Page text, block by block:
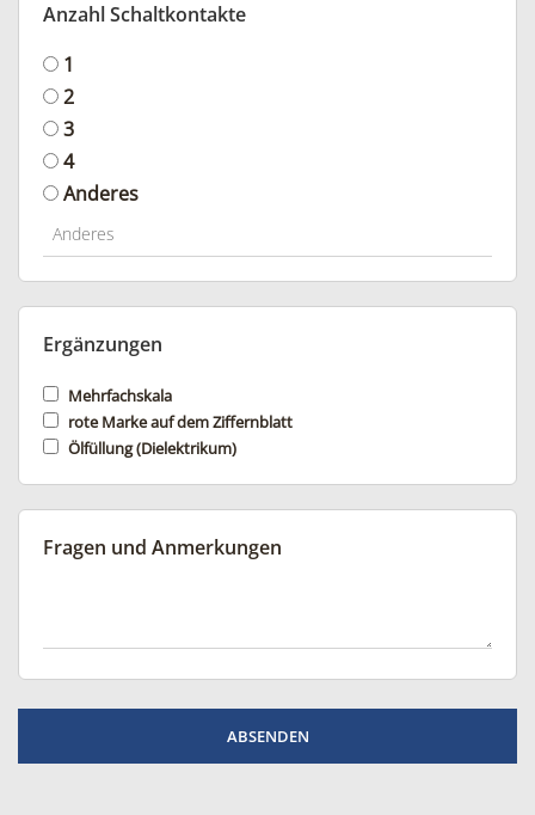
Anzahl Schaltkontakte
1
2
3
4
Anderes
Ergänzungen
Mehrfachskala
rote Marke auf dem Ziffernblatt
Ölfüllung (Dielektrikum)
Fragen und Anmerkungen